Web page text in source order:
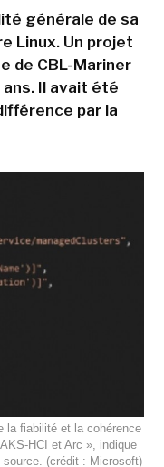
générale de sa
Linux. Un projet
de CBL-Mariner
Il avait été
par la
la fiabilité et la cohérence
HCI et Arc », indique
(crédit : Microsoft)